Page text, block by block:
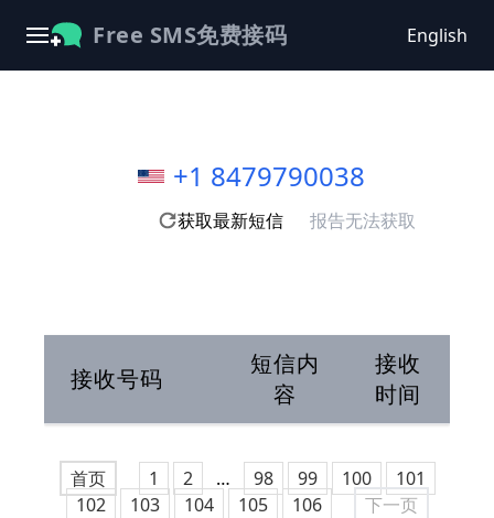
Free SMS免费接码 English
+1 8479790038
获取最新短信 报告无法获取
接收号码
短信内
容
接收
时间
首页 1 2 … 98 99 100
101
102
103 104 105 106 下一页